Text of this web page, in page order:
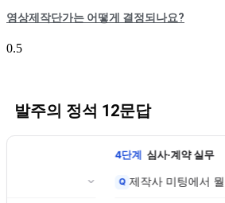
영상제작단가는 어떻게 결정되나요?
발주의 정석 12문답
심사·계약 실무
제작사 미팅에서 뭘 물어봐야 하죠?